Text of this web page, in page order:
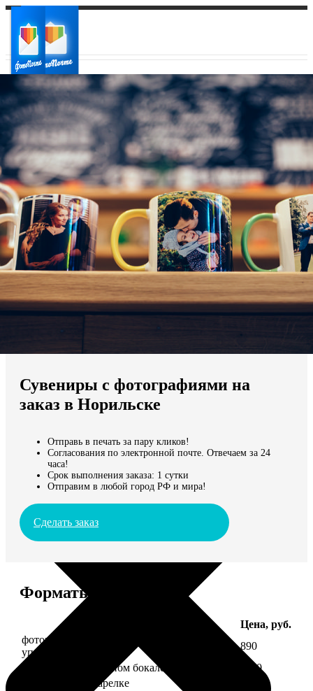
Ваш город:
Ваш регион доставки
Выберите из списка:
Мы доставляем по всему миру
Продолжить без города
Сувениры с фотографиями на
заказ в Норильске
Отправь в печать за пару кликов!
Согласования по электронной почте. Отвечаем за 24
часа!
Срок выполнения заказа: 1 сутки
Отправим в любой город РФ и мира!
Сделать заказ
Форматы и цены
Цена, руб.
фотопечать на кружке + подарочная
упаковка
890
фотопечать на пивном бокале
1190
фотопечать на тарелке